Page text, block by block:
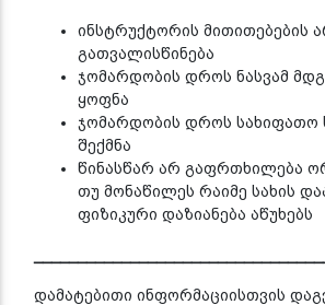
ინსტრუქტორის მითითებების
გათვალისწინება
ჯომარდობის დროს ნასვამ
ყოფნა
ჯომარდობის დროს სახიფათო
შექმნა
წინასწარ არ გაფრთხილება
თუ მონაწილეს რაიმე სახის
ფიზიკური დაზიანება აწუხებს
დამატებითი ინფორმაციისთვის